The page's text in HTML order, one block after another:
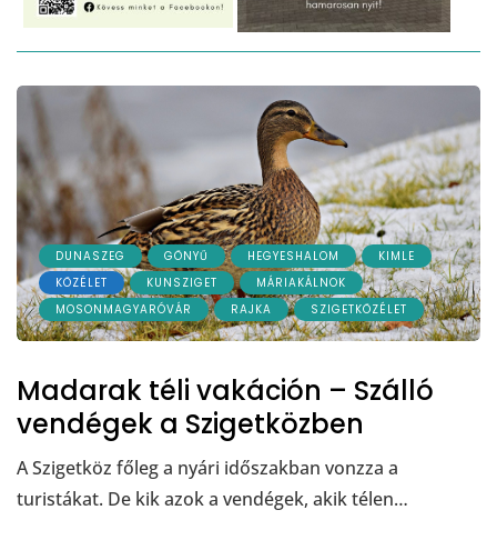
DUNASZEG GÖNYŰ HEGYESHALOM
KIMLE
KÖZÉLET
KUNSZIGET
MÁRIAKÁLNOK
MOSONMAGYARÓVÁR
RAJKA SZIGETKÖZÉLET
Madarak téli vakáción – Szálló
vendégek a Szigetközben
A Szigetköz főleg a nyári időszakban vonzza a
turistákat. De kik azok a vendégek, akik télen…